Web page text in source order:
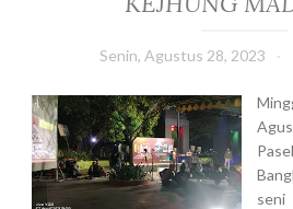
Senin, Agustus 28, 2023
seni